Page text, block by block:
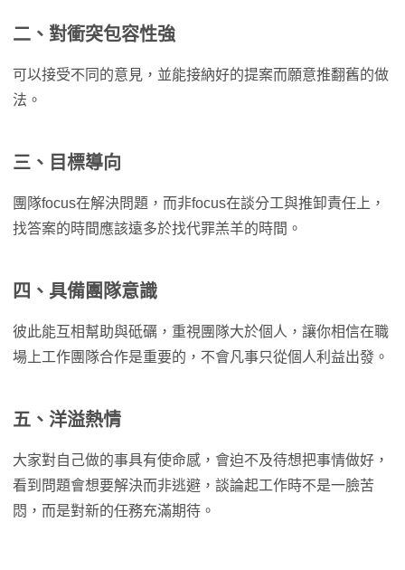
二、對衝突包容性強
可以接受不同的意見，並能接納好的提案而願意推翻舊的做
法。
三、目標導向
團隊focus在解決問題，而非focus在談分工與推卸責任上，
找答案的時間應該遠多於找代罪羔羊的時間。
四、具備團隊意識
彼此能互相幫助與砥礪，重視團隊大於個人，讓你相信在職
場上工作團隊合作是重要的，不會凡事只從個人利益出發。
五、洋溢熱情
大家對自己做的事具有使命感，會迫不及待想把事情做好，
看到問題會想要解決而非逃避，談論起工作時不是一臉苦
悶，而是對新的任務充滿期待。